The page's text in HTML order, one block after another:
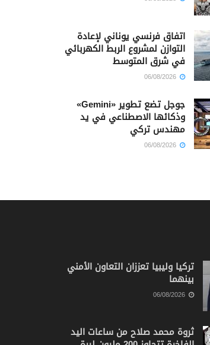
اتفاق فرنسي يوناني لإعادة
التوازن لمشروع الربط الكهربائي
في شرق المتوسط
جوجل تضع تطوير «Gemini»
وذكائها الاصطناعي في يد
مهندس تركي
تركيا وليبيا تعززان التعاون الأمني
بينهما
ثروة محمد صلاح من ساعات اليد